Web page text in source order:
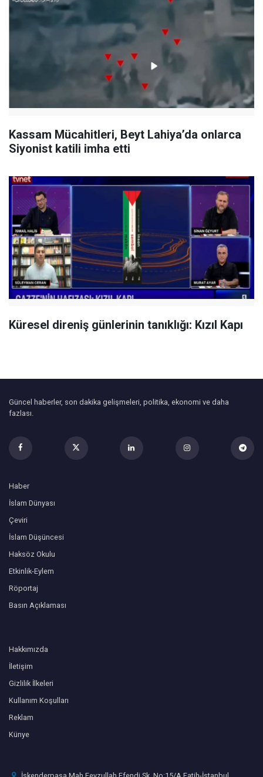
Kassam Mücahitleri, Beyt Lahiya’da onlarca
Siyonist katili imha etti
Küresel direniş günlerinin tanıklığı: Kızıl Kapı
Güncel haberler, son dakika gelişmeleri, politika, ekonomi ve daha
fazlası.
Haber
İslam Dünyası
Çeviri
İslam Düşüncesi
Haksöz Okulu
Etkinlik-Eylem
Röportaj
Basın Açıklaması
Hakkımızda
İletişim
Gizlilik İlkeleri
Kullanım Koşulları
Reklam
Künye